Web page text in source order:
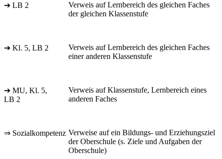
➔ LB 2
Verweis auf Lernbereich des gleichen Faches
der gleichen Klassenstufe
➔ Kl. 5, LB 2
Verweis auf Lernbereich des gleichen Faches
einer anderen Klassenstufe
➔ MU, Kl. 5,
LB 2
Verweis auf Klassenstufe, Lernbereich eines
anderen Faches
⇒ Sozialkompetenz Verweise auf ein Bildungs- und Erziehungsziel
der Oberschule (s. Ziele und Aufgaben der
Oberschule)